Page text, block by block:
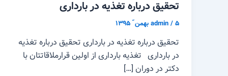
تحقیق درباره تغذیه در بارداری
admin/۵ بهمن ّ ۱۳۹۵
تحقیق درباره تغذیه در بارداری تحقیق درباره تغذیه
در بارداری تغذیه بارداری از اولین قرارملاقاتتان با
دکتر در دوران […]